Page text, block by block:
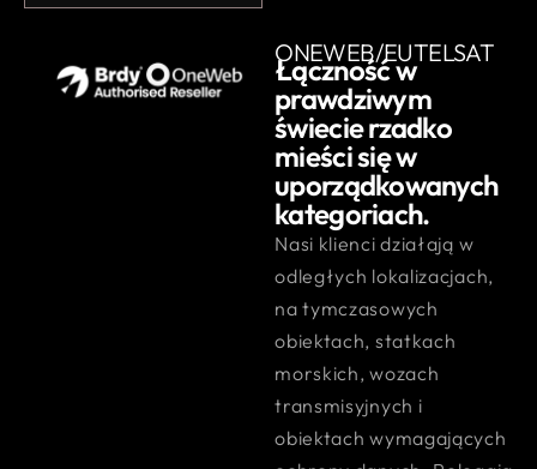
ONEWEB/EUTELSAT
Łączność w
prawdziwym
świecie rzadko
mieści się w
uporządkowanych
kategoriach.
Nasi klienci działają w
odległych lokalizacjach,
na tymczasowych
obiektach, statkach
morskich, wozach
transmisyjnych i
obiektach wymagających